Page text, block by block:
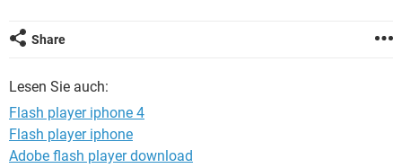
WHATSAPP
Share
Lesen Sie auch:
Flash player iphone 4
Flash player iphone
Adobe flash player download